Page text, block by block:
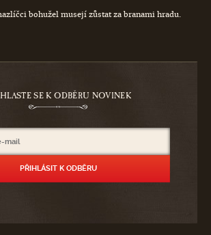
bohužel musejí zůstat za branami hradu.
SE K ODBĚRU NOVINEK